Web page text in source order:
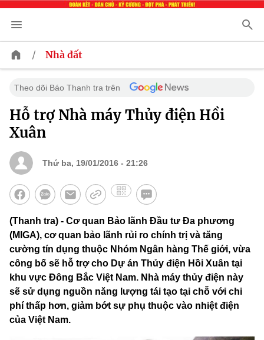
/ Nhà đất
Theo dõi Báo Thanh tra trên
Hỗ trợ Nhà máy Thủy điện Hồi
Xuân
Thứ ba, 19/01/2016 - 21:26
(Thanh tra) - Cơ quan Bảo lãnh Đầu tư Đa phương
(MIGA), cơ quan bảo lãnh rủi ro chính trị và tăng
cường tín dụng thuộc Nhóm Ngân hàng Thế giới, vừa
công bố sẽ hỗ trợ cho Dự án Thủy điện Hồi Xuân tại
khu vực Đông Bắc Việt Nam. Nhà máy thủy điện này
sẽ sử dụng nguồn năng lượng tái tạo tại chỗ với chi
phí thấp hơn, giảm bớt sự phụ thuộc vào nhiệt điện
của Việt Nam.